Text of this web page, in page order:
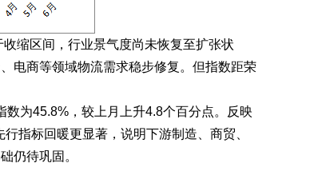
缩区间，行业景气度尚未恢复至扩张状
电商等领域物流需求稳步修复。但指数距荣
为45.8%，较上月上升4.8个百分点。反映
指标回暖更显著，说明下游制造、商贸、
仍待巩固。